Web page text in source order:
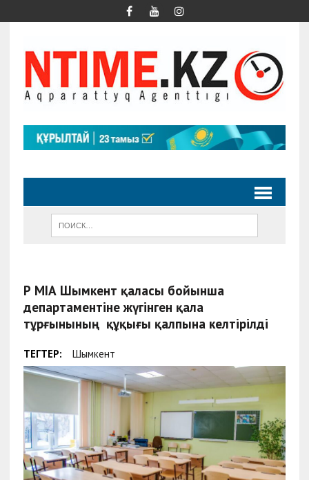
ҚР МҚІА Шымкент қаласы бойынша
департаментіне жүгінген қала
тұрғынының құқығы қалпына келтірілді
ТЕГТЕР: Шымкент